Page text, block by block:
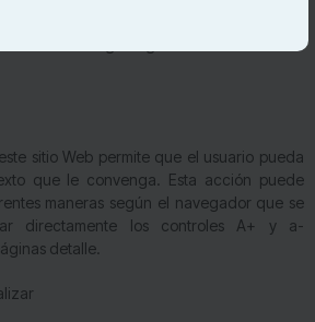
legible gracias a su marcado
sitio Web permite que el usuario pueda
que le convenga. Esta acción puede
maneras según el navegador que se
directamente los controles A+ y a-
detalle.